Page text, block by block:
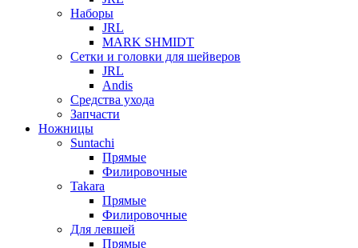
Наборы
JRL
MARK SHMIDT
Сетки и головки для шейверов
JRL
Andis
Средства ухода
Запчасти
Ножницы
Suntachi
Прямые
Филировочные
Takara
Прямые
Филировочные
Для левшей
Прямые